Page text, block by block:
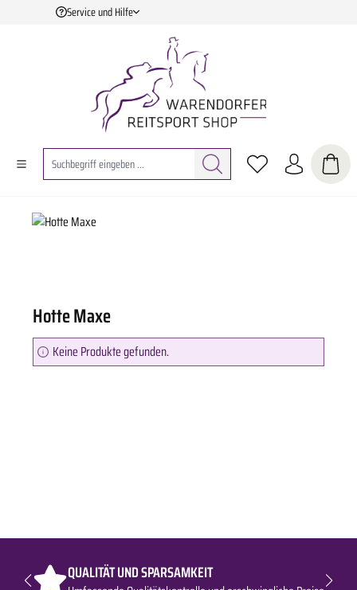
Zum Hauptinhalt springen
Service und Hilfe
Hotte Maxe
Keine Produkte gefunden.
QUALITÄT UND SPARSAMKEIT